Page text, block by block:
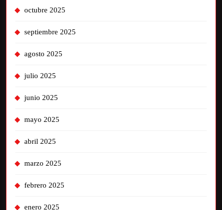
octubre 2025
septiembre 2025
agosto 2025
julio 2025
junio 2025
mayo 2025
abril 2025
marzo 2025
febrero 2025
enero 2025